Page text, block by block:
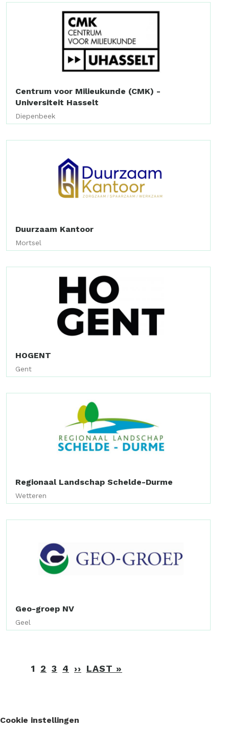
Centrum voor Milieukunde (CMK) -
Universiteit Hasselt
Diepenbeek
Duurzaam Kantoor
Mortsel
HOGENT
Gent
Regionaal Landschap Schelde-Durme
Wetteren
Geo-groep NV
Geel
Paginering
1 2 3 4 ›› VOLGENDE
LAST »
Cookie instellingen